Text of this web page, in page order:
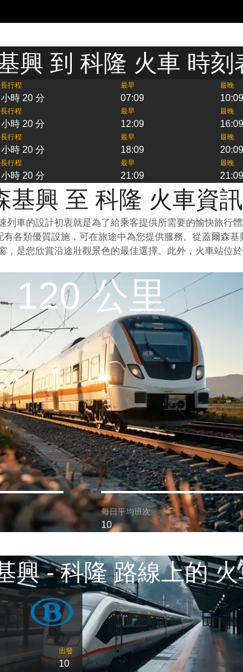
興 到 科隆 火車 時刻
行程
小時 20 分
最早
07:09
最晚
10:09
行程
小時 20 分
最早
12:09
最晚
16:09
行程
小時 20 分
最早
18:09
最晚
20:09
行程
小時 20 分
最早
21:09
最晚
21:09
基興 至 科隆 火車資訊
車的設計初衷就是為了給乘客提供所需要的愉快旅行
各類優質設施，可在旅途中為您提供服務。從蓋爾森
是您欣賞沿途壯觀景色的最佳選擇。此外，火車站位
120 公里
每日平均班次:
10
興 - 科隆 路線上的
出發
10